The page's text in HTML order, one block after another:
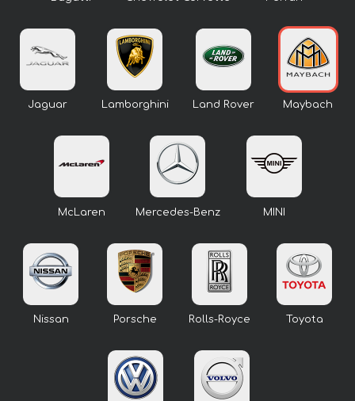
Jaguar Lamborghini Land Rover Maybach
McLaren Mercedes-Benz MINI
Nissan Porsche Rolls-Royce Toyota